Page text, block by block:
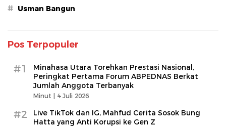
# Usman Bangun
Pos Terpopuler
#1
Minahasa Utara Torehkan Prestasi Nasional,
Peringkat Pertama Forum ABPEDNAS Berkat
Jumlah Anggota Terbanyak
Minut | 4 Juli 2026
#2
Live TikTok dan IG, Mahfud Cerita Sosok Bung
Hatta yang Anti Korupsi ke Gen Z